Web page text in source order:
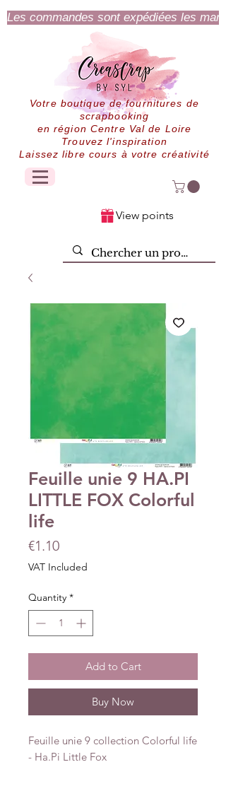
Les commandes sont expédiées les
Votre boutique de fournitures de
scrapbooking
en région Centre Val de Loire
Trouvez l'inspiration
Laissez libre cours à votre créativité
View points
Feuille unie 9 HA.PI
LITTLE FOX Colorful
life
€1.10Price
VAT Included
Quantity *
Add to Cart
Buy Now
Feuille unie 9 collection Colorful life
- Ha.Pi Little Fox